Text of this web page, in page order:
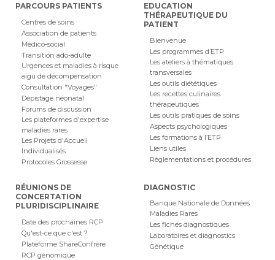
PARCOURS PATIENTS
Centres de soins
Association de patients
Médico-social
Transition ado-adulte
Urgences et maladies à risque
aigu de décompensation
Consultation "Voyages"
Dépistage néonatal
Forums de discussion
Les plateformes d'expertise
maladies rares
Les Projets d'Accueil
Individualisés
Protocoles Grossesse
EDUCATION
THÉRAPEUTIQUE DU
PATIENT
Bienvenue
Les programmes d’ETP
Les ateliers à thématiques
transversales
Les outils diététiques
Les recettes culinaires
thérapeutiques
Les outils pratiques de soins
Aspects psychologiques
Les formations à l’ETP
Liens utiles
Règlementations et procédures
RÉUNIONS DE
CONCERTATION
PLURIDISCIPLINAIRE
Date des prochaines RCP
Qu'est-ce que c'est ?
Plateforme ShareConfrère
RCP génomique
DIAGNOSTIC
Banque Nationale de Données
Maladies Rares
Les fiches diagnostiques
Laboratoires et diagnostics
Génétique